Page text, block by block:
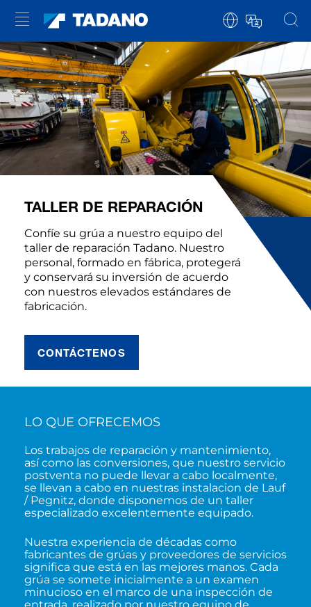
TALLER DE REPARACIÓN
Confíe su grúa a nuestro equipo del
taller de reparación Tadano. Nuestro
personal, formado en fábrica, protegerá
y conservará su inversión de acuerdo
con nuestros elevados estándares de
fabricación.
CONTÁCTENOS
LO QUE OFRECEMOS
Los trabajos de reparación y mantenimiento,
así como las conversiones, que nuestro servicio
postventa no puede llevar a cabo localmente,
se llevan a cabo en nuestras instalacion de Lauf
/ Pegnitz, donde disponemos de un taller
especializado excelentemente equipado.
Nuestra experiencia de décadas como
fabricantes de grúas y proveedores de servicios
significa que está en las mejores manos. Cada
grúa se somete inicialmente a un examen
minucioso en el marco de una inspección de